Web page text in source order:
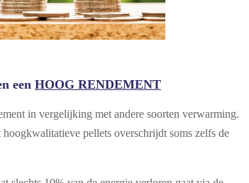
een HOOG RENDEMENT
in vergelijking met andere soorten verwarming.
pellets overschrijdt soms zelfs de